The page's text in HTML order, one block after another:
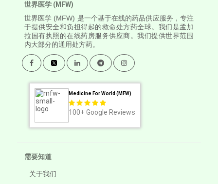
世界医学 (MFW)
世界医学 (MFW) 是一个基于在线的药品供应服务，专注
于提供安全和负担得起的救命处方药全球。我们是孟加
拉国有执照的在线药房服务供应商。我们提供世界范围
内大部分的通用处方药。
Medicine For World (MFW)
100+ Google Reviews
需要知道
关于我们